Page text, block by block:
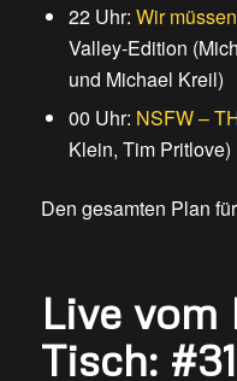
22 Uhr: Wir
Valley-Edition
und Michael Kreil)
00 Uhr: NSFW –
Klein, Tim Pritlove)
Den gesamten Plan
Live vom
Tisch: